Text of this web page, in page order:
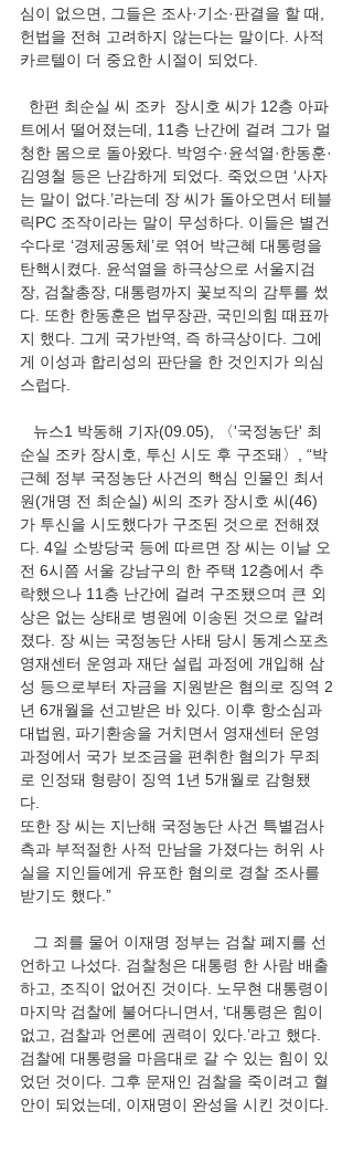
심이 없으면, 그들은 조사·기소·판결을 할 때,
헌법을 전혀 고려하지 않는다는 말이다. 사적
카르텔이 더 중요한 시절이 되었다.
트에서 떨어졌는데, 11층 난간에 걸려 그가 멀
청한 몸으로 돌아왔다. 박영수·윤석열·한동훈·
김영철 등은 난감하게 되었다. 죽었으면 ‘사자
는 말이 없다.’라는데 장 씨가 돌아오면서 테블
릭PC 조작이라는 말이 무성하다. 이들은 별건
수다로 ‘경제공동체’로 엮어 박근혜 대통령을
탄핵시켰다. 윤석열을 하극상으로 서울지검
장, 검찰총장, 대통령까지 꽃보직의 감투를 썼
다. 또한 한동훈은 법무장관, 국민의힘 때표까
지 했다. 그게 국가반역, 즉 하극상이다. 그에
게 이성과 합리성의 판단을 한 것인지가 의심
스럽다.
순실 조카 장시호, 투신 시도 후 구조돼〉, “박
근혜 정부 국정농단 사건의 핵심 인물인 최서
원(개명 전 최순실) 씨의 조카 장시호 씨(46)
가 투신을 시도했다가 구조된 것으로 전해졌
다. 4일 소방당국 등에 따르면 장 씨는 이날 오
전 6시쯤 서울 강남구의 한 주택 12층에서 추
락했으나 11층 난간에 걸려 구조됐으며 큰 외
상은 없는 상태로 병원에 이송된 것으로 알려
졌다. 장 씨는 국정농단 사태 당시 동계스포츠
영재센터 운영과 재단 설립 과정에 개입해 삼
성 등으로부터 자금을 지원받은 혐의로 징역 2
년 6개월을 선고받은 바 있다. 이후 항소심과
대법원, 파기환송을 거치면서 영재센터 운영
과정에서 국가 보조금을 편취한 혐의가 무죄
로 인정돼 형량이 징역 1년 5개월로 감형됐
다.
또한 장 씨는 지난해 국정농단 사건 특별검사
측과 부적절한 사적 만남을 가졌다는 허위 사
실을 지인들에게 유포한 혐의로 경찰 조사를
받기도 했다.”
언하고 나섰다. 검찰청은 대통령 한 사람 배출
하고, 조직이 없어진 것이다. 노무현 대통령이
마지막 검찰에 불어다니면서, ‘대통령은 힘이
없고, 검찰과 언론에 권력이 있다.’라고 했다.
검찰에 대통령을 마음대로 갈 수 있는 힘이 있
었던 것이다. 그후 문재인 검찰을 죽이려고 혈
안이 되었는데, 이재명이 완성을 시킨 것이다.